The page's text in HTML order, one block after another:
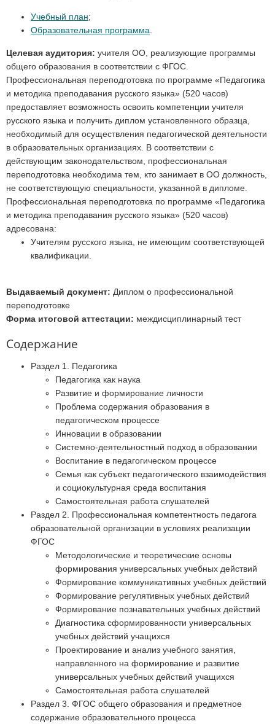
Учебный план;
Образовательная программа
Целевая аудитория: учителя ОО, реализующие программы
общего образования в соответствии с ФГОС.
Профессиональная переподготовка по программе «Педагогика
и методика преподавания русского языка» (520 часов)
предоставляет возможность освоить компетенции учителя
русского языка и получить диплом установленного образца,
необходимый для осуществления педагогической деятельности
в образовательных организациях. В соответствии с
действующим законодательством, профессиональная
переподготовка необходима тем, кто занимает в ОО должность,
не соответствующую специальности, указанной в дипломе.
Профессиональная переподготовка по программе «Педагогика
и методика преподавания русского языка» (520 часов)
адресована:
Учителям русского языка, не имеющим соответствующей
квалификации.
Выдаваемый документ: Диплом о профессиональной
переподготовке
Форма итоговой аттестации: междисциплинарный тест
Содержание
Раздел 1. Педагогика
Педагогика как наука
Развитие и формирование личности
Проблема содержания образования в
педагогическом процессе
Инновации в образовании
Системно-деятельностный подход в образовании
Воспитание в педагогическом процессе
Семья как субъект педагогического взаимодействия
и социокультурная среда воспитания
Самостоятельная работа слушателей
Раздел 2. Профессиональная компетентность педагога
образовательной организации в условиях реализации
ФГОС
Методологические и теоретические основы
формирования универсальных учебных действий
Формирование коммуникативных учебных действий
Формирование регулятивных учебных действий
Формирование познавательных учебных действий
Диагностика сформированности универсальных
учебных действий учащихся
Проектирование и анализ учебного занятия,
направленного на формирование и развитие
универсальных учебных действий учащихся
Самостоятельная работа слушателей
Раздел 3. ФГОС общего образования и предметное
содержание образовательного процесса